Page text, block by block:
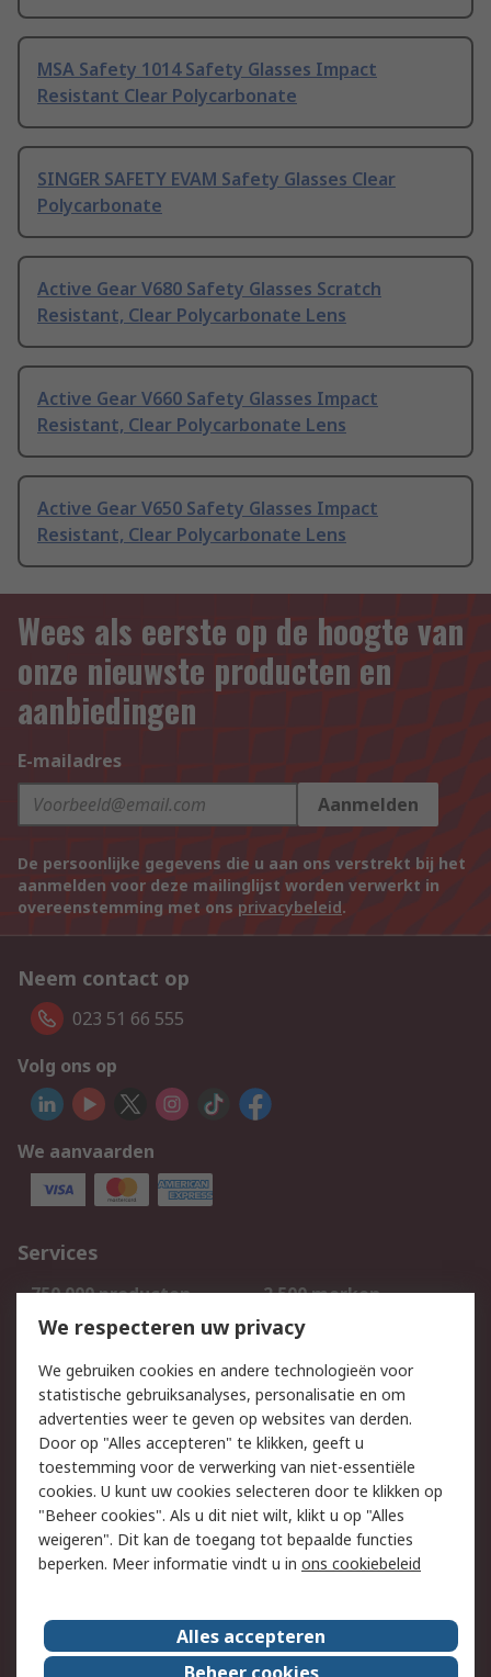
MSA Safety 1014 Safety Glasses Impact
Resistant Clear Polycarbonate
SINGER SAFETY EVAM Safety Glasses Clear
Polycarbonate
Active Gear V680 Safety Glasses Scratch
Resistant, Clear Polycarbonate Lens
Active Gear V660 Safety Glasses Impact
Resistant, Clear Polycarbonate Lens
Active Gear V650 Safety Glasses Impact
Resistant, Clear Polycarbonate Lens
Wees als eerste op de hoogte van
onze nieuwste producten en
aanbiedingen
E-mailadres
Aanmelden
De persoonlijke gegevens die u aan ons verstrekt bij het
aanmelden voor deze mailinglijst worden verwerkt in
overeenstemming met ons privacybeleid.
Neem contact op
023 51 66 555
Volg ons op
We aanvaarden
Services
750.000 producten
2.500 merken
Bestellen
Inkoopoplossingen
Track & Trace
Wettelijk
Cookiebeleid
Email veiligheid
Privacybeleid
Websitevoorwaarden
Algemene
verkoopvoorwaarden
Over RS
RS Group Over ons
We respecteren uw privacy
We gebruiken cookies en andere technologieën voor
statistische gebruiksanalyses, personalisatie en om
advertenties weer te geven op websites van derden.
Door op "Alles accepteren" te klikken, geeft u
toestemming voor de verwerking van niet-essentiële
cookies. U kunt uw cookies selecteren door te klikken op
"Beheer cookies". Als u dit niet wilt, klikt u op "Alles
weigeren". Dit kan de toegang tot bepaalde functies
beperken. Meer informatie vindt u in ons cookiebeleid
Alles accepteren